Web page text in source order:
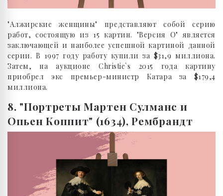
"Алжирские женщины" представляют собой серию
работ, состоящую из 15 картин. "Версия О" является
заключающей и наиболее успешной картиной данной
серии. В 1997 году работу купили за $31,9 миллиона.
Затем, на аукционе Christie`s 2015 года картину
приобрел экс премьер-министр Катара за $179,4
миллиона.
8. "Портреты Мартен Сулманс и
Опьен Коппит" (1634), Рембрандт